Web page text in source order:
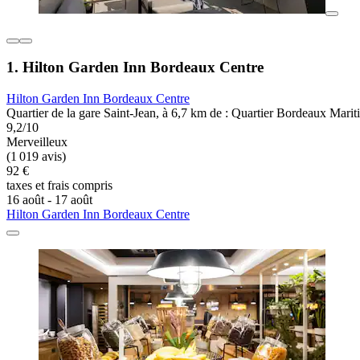
1. Hilton Garden Inn Bordeaux Centre
Hilton Garden Inn Bordeaux Centre
Quartier de la gare Saint-Jean, à 6,7 km de : Quartier Bordeaux
9,2/10
Merveilleux
(1 019 avis)
92 €
taxes et frais compris
16 août - 17 août
Hilton Garden Inn Bordeaux Centre